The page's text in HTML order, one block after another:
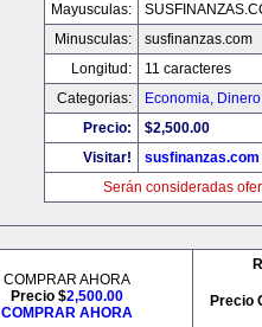
Mayusculas:
Minusculas:
susfinanzas.com
Longitud:
11 caracteres
Categorias:
Economia,
Precio:
$2,500.00
Visitar!
susfinanzas.com
Serán consideradas
COMPRAR AHORA
Precio $2,500.00
COMPRAR AHORA
Precio